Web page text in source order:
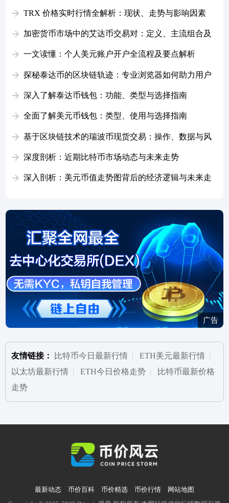
TRX 价格实时行情全解析：现状、走势与影响因素
加密货币市场中的艾达币交易对：定义、主流组合及
一文读懂：个人美元账户开户全流程及要点解析
探秘泰达币的区块链轨迹：专业浏览器如何助力用户
深入了解泰达币钱包：功能、类型与选择指南
全面了解美元币钱包：类型、使用与选择指南
基于区块链技术的瑞波币现货交易：操作、数据与风
深度剖析：近期比特币市场动态与未来走势
深入剖析：美元币值走势图背后的经济逻辑与未来走
广告
友情链接： 比特币今日最新行情 |ETH美元最新行情 |
以太坊最新行情 |ETH今日价格走势 | 比特币最新价格
走势
最新动态 币价百科 币价精选 币价行情 网站地图